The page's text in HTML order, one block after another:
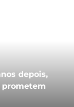
depois,
prometem